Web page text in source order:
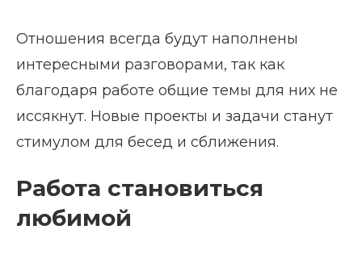
Отношения всегда будут наполнены
интересными разговорами, так как
благодаря работе общие темы для них не
иссякнут. Новые проекты и задачи станут
стимулом для бесед и сближения.
Работа становиться
любимой